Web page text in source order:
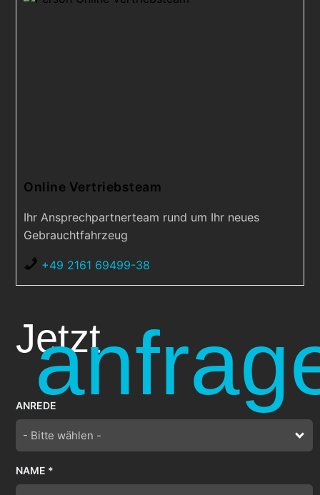
Online Vertriebsteam
Ihr Ansprechpartnerteam rund um Ihr neues
Gebrauchtfahrzeug
+49 2161 69499-38
Jetzt
ANREDE
- Bitte wählen -
NAME *